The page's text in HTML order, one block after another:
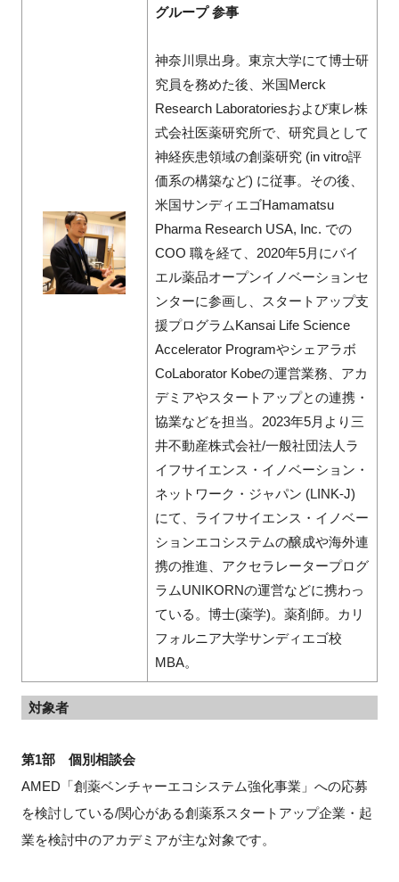
グループ 参事
神奈川県出身。東京大学にて博士研
究員を務めた後、米国Merck
Research Laboratoriesおよび東レ株
式会社医薬研究所で、研究員として
神経疾患領域の創薬研究 (in vitro評
価系の構築など) に従事。その後、
米国サンディエゴHamamatsu
Pharma Research USA, Inc. での
COO 職を経て、2020年5月にバイ
エル薬品オープンイノベーションセ
ンターに参画し、スタートアップ支
援プログラムKansai Life Science
Accelerator Programやシェアラボ
CoLaborator Kobeの運営業務、アカ
デミアやスタートアップとの連携・
協業などを担当。2023年5月より三
井不動産株式会社/一般社団法人ラ
イフサイエンス・イノベーション・
ネットワーク・ジャパン (LINK-J)
にて、ライフサイエンス・イノベー
ションエコシステムの醸成や海外連
携の推進、アクセラレータープログ
ラムUNIKORNの運営などに携わっ
ている。博士(薬学)。薬剤師。カリ
フォルニア大学サンディエゴ校
MBA。
対象者
第1部 個別相談会
AMED「創薬ベンチャーエコシステム強化事業」への応募
を検討している/関心がある創薬系スタートアップ企業・起
業を検討中のアカデミアが主な対象です。